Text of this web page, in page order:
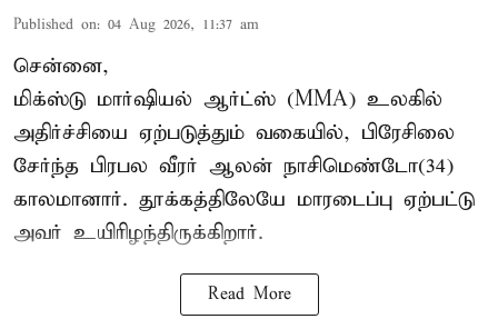
Published on: 04 Aug 2026, 11:37 am
சென்னை,
மிக்ஸ்டு மார்ஷியல் ஆர்ட்ஸ் (MMA) உலகில்
அதிர்ச்சியை ஏற்படுத்தும் வகையில், பிரேசிலை
சேர்ந்த பிரபல வீரர் ஆலன் நாசிமெண்டோ(34)
காலமானார். தூக்கத்திலேயே மாரடைப்பு ஏற்பட்டு
அவர் உயிரிழந்திருக்கிறார்.
Read More